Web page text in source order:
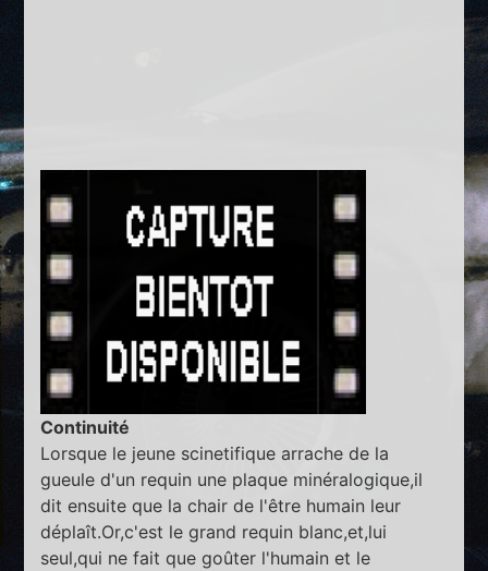
Continuité
Lorsque le jeune scinetifique arrache de la
gueule d'un requin une plaque minéralogique,il
dit ensuite que la chair de l'être humain leur
déplaît.Or,c'est le grand requin blanc,et,lui
seul,qui ne fait que goûter l'humain et le